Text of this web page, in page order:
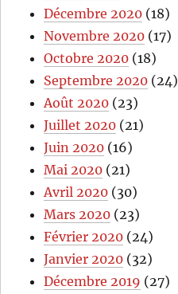
Décembre 2020 (18)
Novembre 2020 (17)
Octobre 2020 (18)
Septembre 2020 (24)
Août 2020 (23)
Juillet 2020 (21)
Juin 2020 (16)
Mai 2020 (21)
Avril 2020 (30)
Mars 2020 (23)
Février 2020 (24)
Janvier 2020 (32)
Décembre 2019 (27)